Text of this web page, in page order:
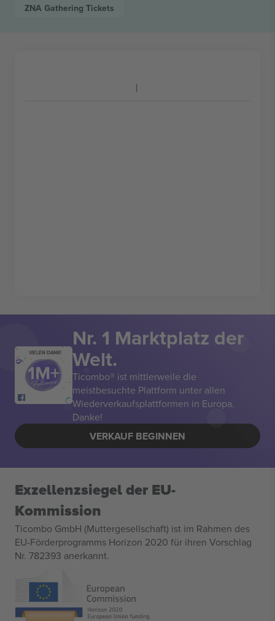
ZNA Gathering Tickets
VIELEN DANK!
Nr. 1 Marktplatz der
Welt.
Ticombo® ist mittlerweile die
meistbesuchte Plattform unter allen
Wiederverkaufsplattformen in Europa.
Danke!
VERKAUF BEGINNEN
Exzellenzsiegel der EU-
Kommission
Ticombo GmbH (Muttergesellschaft) ist im Rahmen des
EU-Förderprogramms Horizon 2020 für ihren Vorschlag
Nr. 782393 anerkannt.